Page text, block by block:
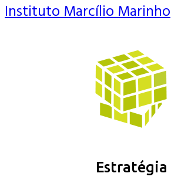
Instituto Marcílio Marinho
Estratégia